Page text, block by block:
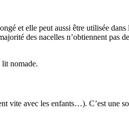
et elle peut aussi être utilisée
des nacelles n’obtiennent pas
lit nomade.
vite avec les enfants…). C’est une